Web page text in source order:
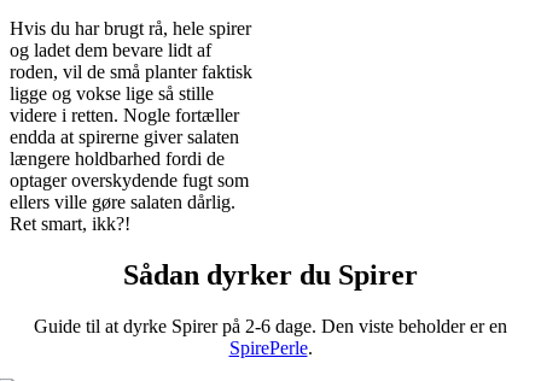
Hvis du har brugt rå, hele spirer
og ladet dem bevare lidt af
roden, vil de små planter faktisk
ligge og vokse lige så stille
videre i retten. Nogle fortæller
endda at spirerne giver salaten
længere holdbarhed fordi de
optager overskydende fugt som
ellers ville gøre salaten dårlig.
Ret smart, ikk?!
Sådan dyrker du Spirer
Guide til at dyrke Spirer på 2-6 dage. Den viste beholder er en
SpirePerle.